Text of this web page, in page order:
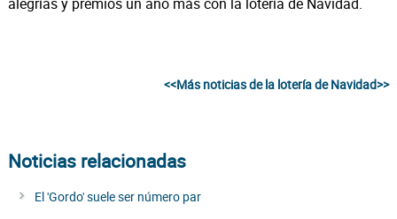
<<Más noticias de la lotería de Navidad>>
Noticias relacionadas
El 'Gordo' suele ser número par